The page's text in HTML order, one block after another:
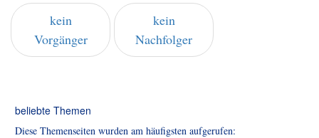
kein
Vorgänger
kein
Nachfolger
beliebte Themen
Diese Themenseiten wurden am häufigsten aufgerufen: